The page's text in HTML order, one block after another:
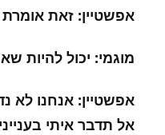
אפשטיין: זאת אומרת
מוגמי: יכול להיות
אפשטיין: אנחנו לא
אל תדבר איתי